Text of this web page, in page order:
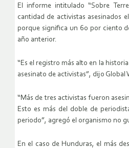
El informe intitulado “Sobre
cantidad de activistas asesinados
porque significa un 60 por ciento
año anterior.
“Es el registro más alto en la
asesinato de activistas”, dijo Global
“Más de tres activistas fueron
Esto es más del doble de
periodo”, agregó el organismo no
En el caso de Hunduras, el más